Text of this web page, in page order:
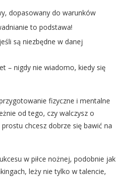
dopasowany do warunków
to podstawa!
są niezbędne w danej
– nigdy nie wiadomo, kiedy się
fizyczne i mentalne
od tego, czy walczysz o
chcesz dobrze się bawić na
w piłce nożnej, podobnie jak
leży nie tylko w talencie,